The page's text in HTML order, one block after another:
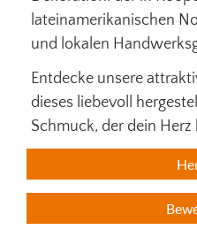
lateinamerikanischen
und lokalen
Entdecke unsere
dieses liebevoll
Schmuck, der dein Herz